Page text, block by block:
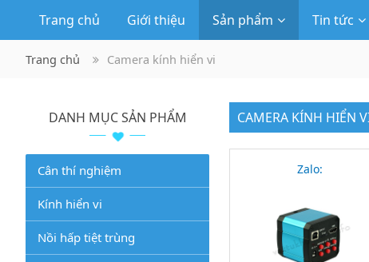
Trang chủ Giới thiệu Sản phẩm Tin tức
Trang chủ Camera kính hiển vi
CAMERA KÍNH HIỂN
Zalo:
DANH MỤC SẢN PHẨM
Cân thí nghiệm
Kính hiển vi
Nồi hấp tiệt trùng